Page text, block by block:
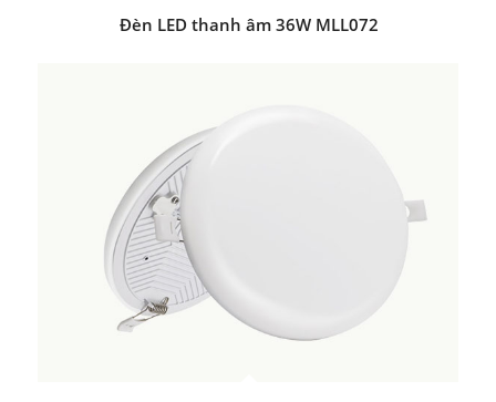
Đèn LED thanh âm 36W MLL072